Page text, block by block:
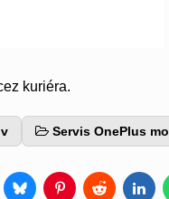
kuriéra.
Servis OnePlus
BlueskyPinterestReddit